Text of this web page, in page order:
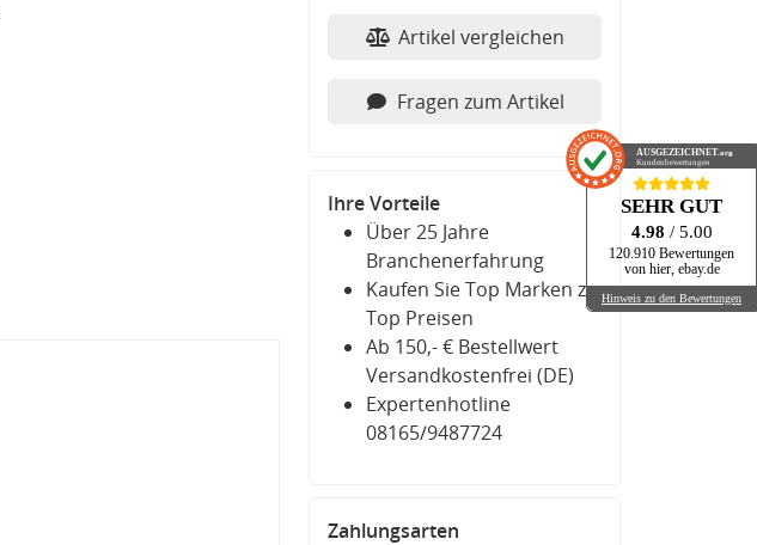
Artikel vergleichen
Fragen zum Artikel
Ihre Vorteile
Über 25 Jahre
Branchenerfahrung
Kaufen Sie Top Marken zu
Top Preisen
Ab 150,- € Bestellwert
Versandkostenfrei (DE)
Expertenhotline
08165/9487724
Zahlungsarten
AUSGEZEICHNET .org
Kundenbewertungen
SEHR GUT
4.98 / 5.00
120.910 Bewertungen
von hier, ebay.de
Hinweis zu den Bewertungen